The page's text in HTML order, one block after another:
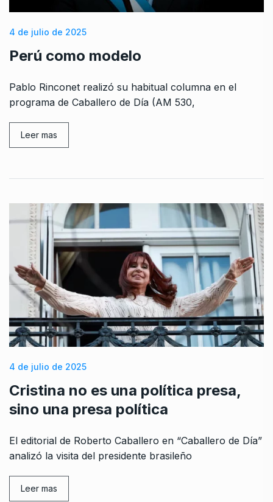
4 de julio de 2025
Perú como modelo
Pablo Rinconet realizó su habitual columna en el
programa de Caballero de Día (AM 530,
Leer mas
4 de julio de 2025
Cristina no es una política presa,
sino una presa política
El editorial de Roberto Caballero en “Caballero de Día”
analizó la visita del presidente brasileño
Leer mas